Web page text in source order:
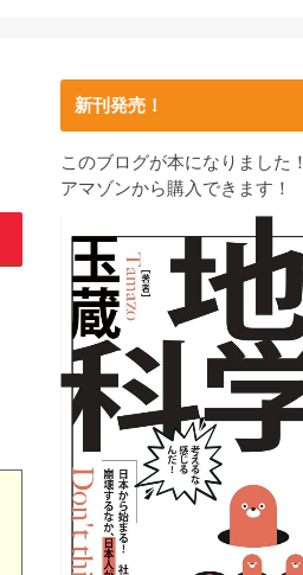
新刊発売！
このブログが本になりました！
アマゾンから購入できます！